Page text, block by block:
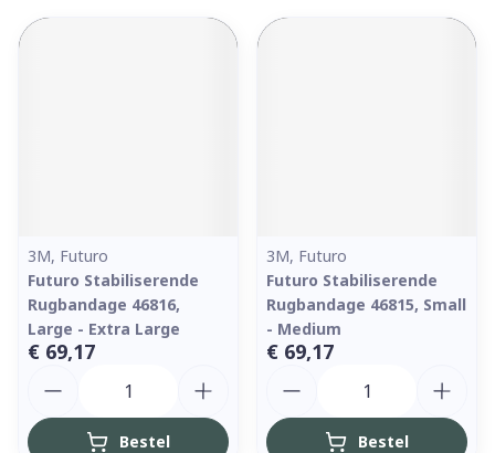
3M, Futuro
Futuro Stabiliserende
Rugbandage 46816,
Large - Extra Large
€ 69,17
Bestel
3M, Futuro
Futuro Stabiliserende
Rugbandage 46815, Small
- Medium
€ 69,17
Bestel